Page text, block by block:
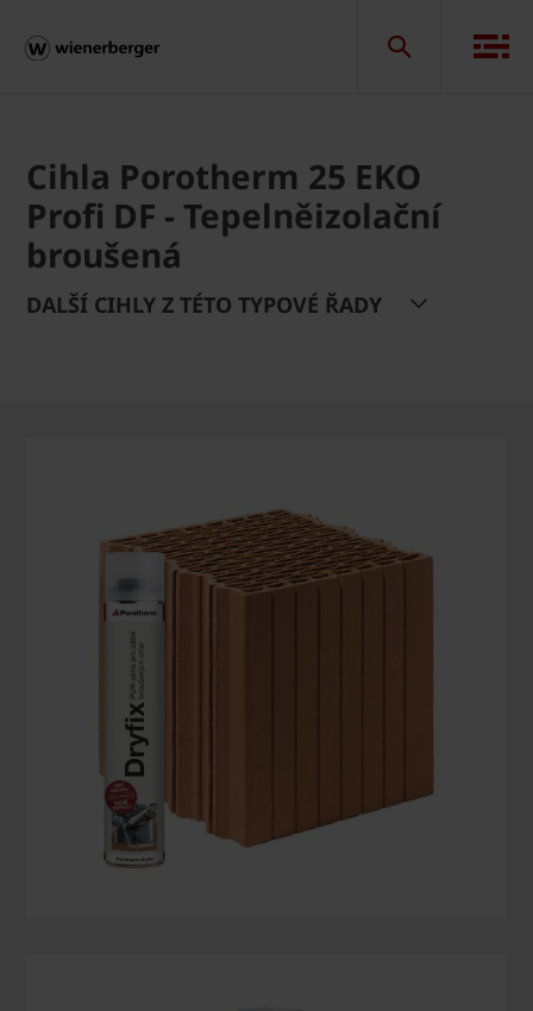
Cihla Porotherm 25 EKO
Profi DF - Tepelněizolační
broušená
DALŠÍ CIHLY Z TÉTO TYPOVÉ ŘADY